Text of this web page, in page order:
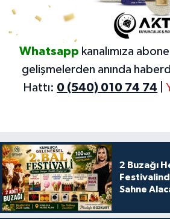
Whatsapp kanalımıza
gelişmelerden anında
Hattı: 0 (540) 010 74 74 |
2 Buzağı
Sahne